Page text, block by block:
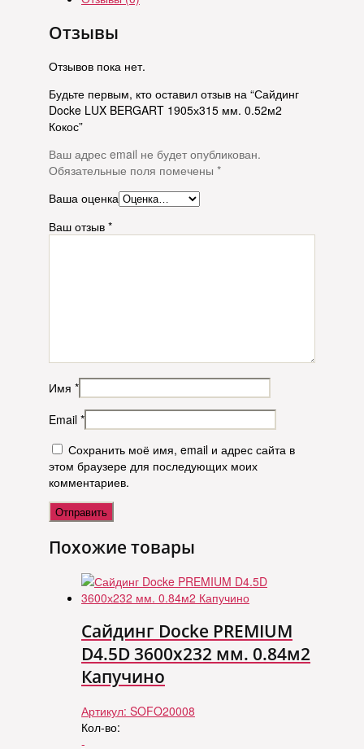
Отзывы
Отзывов пока нет.
Будьте первым, кто оставил отзыв на “Сайдинг
Docke LUX BERGART 1905х315 мм. 0.52м2
Кокос”
Ваш адрес email не будет опубликован.
Обязательные поля помечены *
Ваша оценка
Ваш отзыв *
Имя *
Email *
Сохранить моё имя, email и адрес сайта в
этом браузере для последующих моих
комментариев.
Похожие товары
Сайдинг Docke PREMIUM
D4.5D 3600х232 мм. 0.84м2
Капучино
Артикул: SOFO20008
Кол-во:
-